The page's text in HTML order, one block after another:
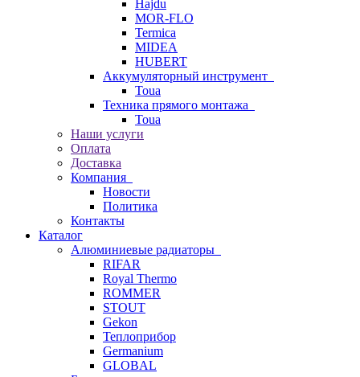
Hajdu
MOR-FLO
Termica
MIDEA
HUBERT
Аккумуляторный инструмент
Toua
Техника прямого монтажа
Toua
Наши услуги
Оплата
Доставка
Компания
Новости
Политика
Контакты
Каталог
Алюминиевые радиаторы
RIFAR
Royal Thermo
ROMMER
STOUT
Gekon
Теплоприбор
Germanium
GLOBAL